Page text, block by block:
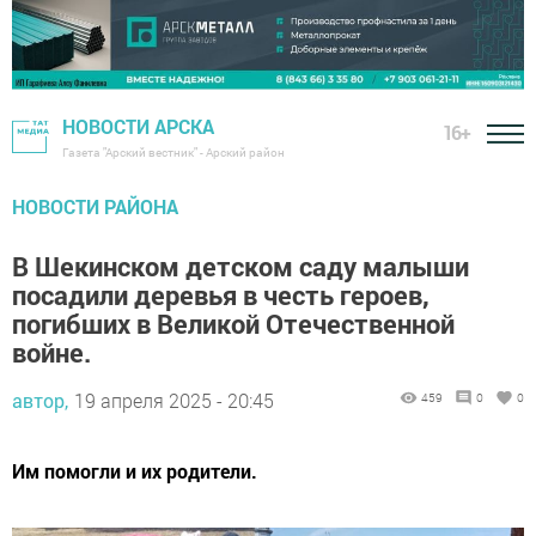
НОВОСТИ АРСКА
Газета "Арский вестник" - Арский район
16+
НОВОСТИ РАЙОНА
В Шекинском детском саду малыши
посадили деревья в честь героев,
погибших в Великой Отечественной
войне.
автор, 19 апреля 2025 - 20:45 459 0 0
Им помогли и их родители.